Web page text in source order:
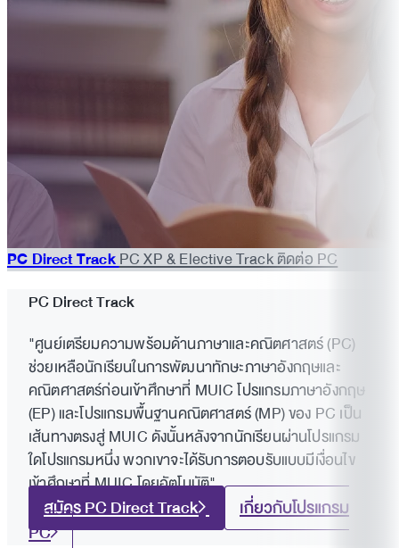
PC Direct TrackPC XP & Elective Trackติดต่อ PC
PC Direct Track
"ศูนย์เตรียมความพร้อมด้านภาษาและคณิตศาสตร์ (PC)
ช่วยเหลือนักเรียนในการพัฒนาทักษะภาษาอังกฤษและ
คณิตศาสตร์ก่อนเข้าศึกษาที่ MUIC โปรแกรมภาษาอังกฤษ
(EP) และโปรแกรมพื้นฐานคณิตศาสตร์ (MP) ของ PC เป็น
เส้นทางตรงสู่ MUIC ดังนั้นหลังจากนักเรียนผ่านโปรแกรม
ใดโปรแกรมหนึ่ง พวกเขาจะได้รับการตอบรับแบบมีเงื่อนไข
เข้าศึกษาที่ MUIC โดยอัตโนมัติ"
สมัคร PC Direct Track
เกี่ยวกับโปรแกรม
PC